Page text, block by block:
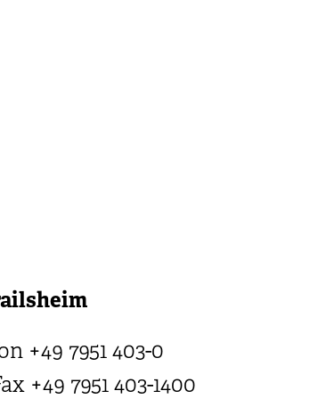
+49 7951 403-0
+49 7951 403-1400